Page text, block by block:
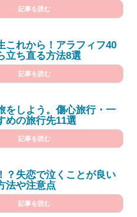
記事を読む
これから！アラフィフ40
立ち直る方法8選
記事を読む
をしよう。傷心旅行・一
めの旅行先11選
記事を読む
？失恋で泣くことが良い
法や注意点
記事を読む